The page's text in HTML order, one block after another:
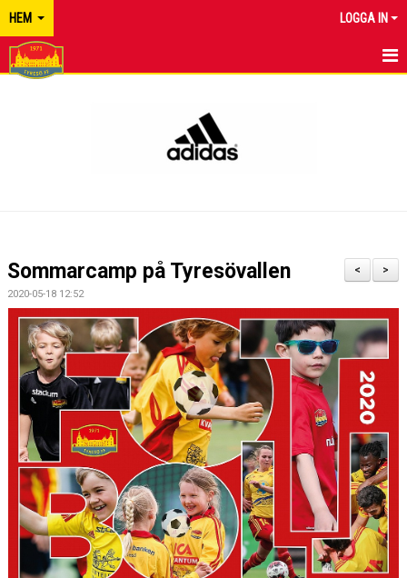
HEM LOGGA IN
>
<
Sommarcamp på Tyresövallen
2020-05-18 12:52